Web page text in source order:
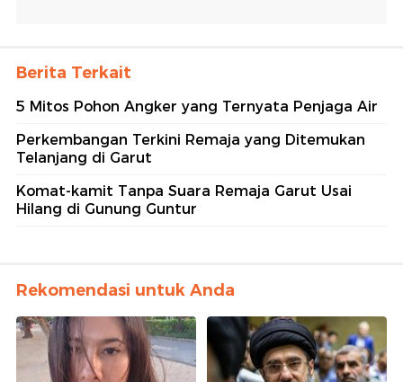
Berita Terkait
5 Mitos Pohon Angker yang Ternyata Penjaga Air
Perkembangan Terkini Remaja yang Ditemukan
Telanjang di Garut
Komat-kamit Tanpa Suara Remaja Garut Usai
Hilang di Gunung Guntur
Rekomendasi untuk Anda